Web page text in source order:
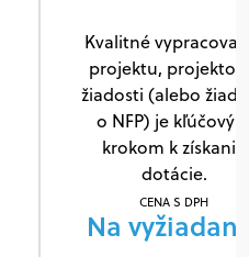
Kvalitné
projektu,
žiadosti (alebo
o NFP) je
krokom k získaniu
dotácie.
CENA S DPH
Na